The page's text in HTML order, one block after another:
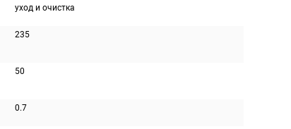
уход и очистка
235
50
0.7